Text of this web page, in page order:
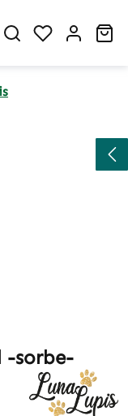
Du hast 0
-sorbe-